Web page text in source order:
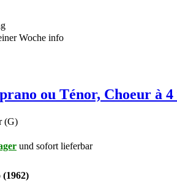
Woche info
ou Ténor, Choeur à
(G)
und sofort lieferbar